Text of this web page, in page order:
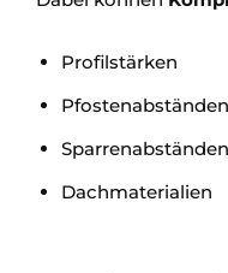
Profilstärken
Pfostenabständen
Sparrenabständen
Dachmaterialien